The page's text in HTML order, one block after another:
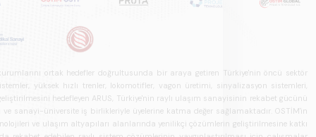
ortak hedefler doğrultusunda bir araya getiren Türkiye'nin öncü sektör
yüksek hızlı trenler, lokomotifler, vagon üretimi, sinyalizasyon sistemleri,
hedefleyen ARUS, Türkiye'nin raylı ulaşım sanayisinin rekabet gücünü
sanayi-üniversite iş birlikleriyle üyelerine katma değer sağlamaktadır. OSTİM'in
ve ulaşım altyapıları alanlarında yenilikçi çözümlerin geliştirilmesine katkı